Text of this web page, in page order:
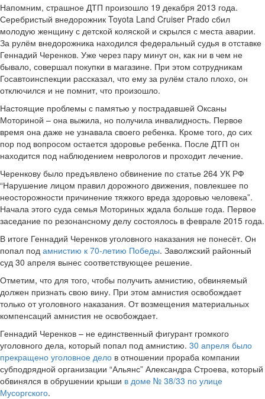
Напомним, страшное ДТП произошло 19 декабря 2013 года.
Серебристый внедорожник Toyota Land Cruiser Prado сбил
молодую женщину с детской коляской и скрылся с места аварии.
За рулём внедорожника находился федеральный судья в отставке
Геннадий Черенков. Уже через пару минут он, как ни в чем не
бывало, совершал покупки в магазине. При этом сотрудникам
Госавтоинспекции рассказал, что ему за рулём стало плохо, он
отключился и не помнит, что произошло.
Настоящие проблемы с памятью у пострадавшей Оксаны
Моториной – она выжила, но получила инвалидность. Первое
время она даже не узнавала своего ребенка. Кроме того, до сих
пор под вопросом остается здоровье ребенка. После ДТП он
находится под наблюдением неврологов и проходит лечение.
Черенкову было предъявлено обвинение по статье 264 УК РФ
“Нарушение лицом правил дорожного движения, повлекшее по
неосторожности причинение тяжкого вреда здоровью человека”.
Начала этого суда семья Моториных ждала больше года. Первое
заседание по резонансному делу состоялось в феврале 2015 года.
В итоге Геннадий Черенков уголовного наказания не понесёт. Он
попал под амнистию к 70-летию Победы. Заволжский районный
суд 30 апреля вынес соответствующее решение.
Отметим, что для того, чтобы получить амнистию, обвиняемый
должен признать свою вину. При этом амнистия освобождает
только от уголовного наказания. От возмещения материальных
компенсаций амнистия не освобождает.
Геннадий Черенков – не единственный фигурант громкого
уголовного дела, который попал под амнистию. 30 апреля было
прекращено уголовное дело в отношении прораба компании
субподрядной организации “Альянс” Александра Строева, который
обвинялся в обрушении крыши в доме № 38/33 по улице
Мусоргского.